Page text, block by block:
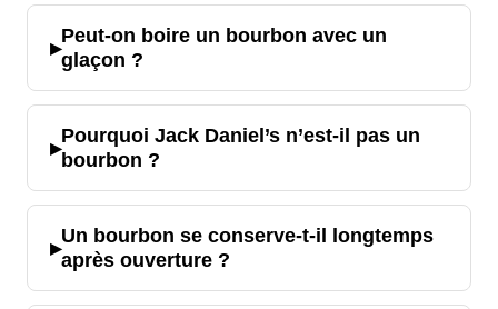
▸Peut-on boire un bourbon avec un
glaçon ?
▸Pourquoi Jack Daniel’s n’est-il pas un
bourbon ?
▸Un bourbon se conserve-t-il longtemps
après ouverture ?